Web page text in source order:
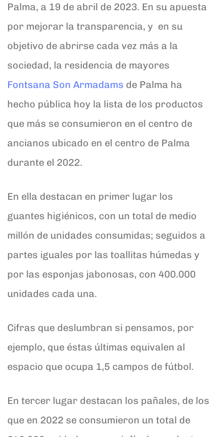
Palma, a 19 de abril de 2023. En su apuesta
por mejorar la transparencia, y en su
objetivo de abrirse cada vez más a la
sociedad, la residencia de mayores
Fontsana Son Armadams de Palma ha
hecho pública hoy la lista de los productos
que más se consumieron en el centro de
ancianos ubicado en el centro de Palma
durante el 2022.
En ella destacan en primer lugar los
guantes higiénicos, con un total de medio
millón de unidades consumidas; seguidos a
partes iguales por las toallitas húmedas y
por las esponjas jabonosas, con 400.000
unidades cada una.
Cifras que deslumbran si pensamos, por
ejemplo, que éstas últimas equivalen al
espacio que ocupa 1,5 campos de fútbol.
En tercer lugar destacan los pañales, de los
que en 2022 se consumieron un total de